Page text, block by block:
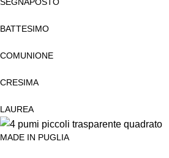
SEGNAPOSTO
BATTESIMO
COMUNIONE
CRESIMA
LAUREA
MADE IN PUGLIA